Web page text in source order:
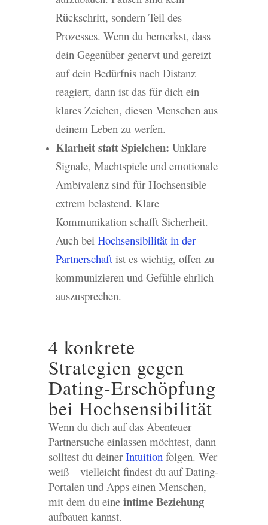
Rückschritt, sondern Teil des
Prozesses. Wenn du bemerkst, dass
dein Gegenüber genervt und gereizt
auf dein Bedürfnis nach Distanz
reagiert, dann ist das für dich ein
klares Zeichen, diesen Menschen aus
deinem Leben zu werfen.
Klarheit statt Spielchen: Unklare
Signale, Machtspiele und emotionale
Ambivalenz sind für Hochsensible
extrem belastend. Klare
Kommunikation schafft Sicherheit.
Auch bei Hochsensibilität in der
Partnerschaftist es wichtig, offen zu
kommunizieren und Gefühle ehrlich
auszusprechen.
4 konkrete
Strategien gegen
Dating-Erschöpfung
bei Hochsensibilität
Wenn du dich auf das Abenteuer
Partnersuche einlassen möchtest, dann
solltest du deiner Intuitionfolgen. Wer
weiß – vielleicht findest du auf Dating-
Portalen und Apps einen Menschen,
mit dem du eine intime Beziehung
aufbauen kannst.